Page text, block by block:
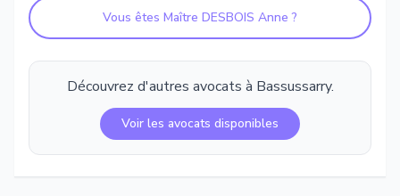
Vous êtes Maître DESBOIS Anne ?
Découvrez d'autres avocats à Bassussarry.
Voir les avocats disponibles